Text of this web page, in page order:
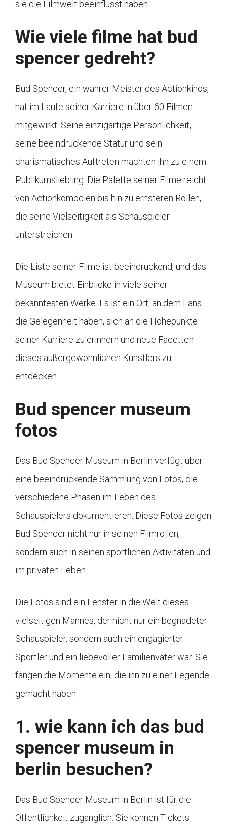
sie die Filmwelt beeinflusst haben.
Wie viele filme hat bud
spencer gedreht?
Bud Spencer, ein wahrer Meister des Actionkinos,
hat im Laufe seiner Karriere in über 60 Filmen
mitgewirkt. Seine einzigartige Persönlichkeit,
seine beeindruckende Statur und sein
charismatisches Auftreten machten ihn zu einem
Publikumsliebling. Die Palette seiner Filme reicht
von Actionkomödien bis hin zu ernsteren Rollen,
die seine Vielseitigkeit als Schauspieler
unterstreichen.
Die Liste seiner Filme ist beeindruckend, und das
Museum bietet Einblicke in viele seiner
bekanntesten Werke. Es ist ein Ort, an dem Fans
die Gelegenheit haben, sich an die Höhepunkte
seiner Karriere zu erinnern und neue Facetten
dieses außergewöhnlichen Künstlers zu
entdecken.
Bud spencer museum
fotos
Das Bud Spencer Museum in Berlin verfügt über
eine beeindruckende Sammlung von Fotos, die
verschiedene Phasen im Leben des
Schauspielers dokumentieren. Diese Fotos zeigen
Bud Spencer nicht nur in seinen Filmrollen,
sondern auch in seinen sportlichen Aktivitäten und
im privaten Leben.
Die Fotos sind ein Fenster in die Welt dieses
vielseitigen Mannes, der nicht nur ein begnadeter
Schauspieler, sondern auch ein engagierter
Sportler und ein liebevoller Familienvater war. Sie
fangen die Momente ein, die ihn zu einer Legende
gemacht haben.
1. wie kann ich das bud
spencer museum in
berlin besuchen?
Das Bud Spencer Museum in Berlin ist für die
Öffentlichkeit zugänglich. Sie können Tickets